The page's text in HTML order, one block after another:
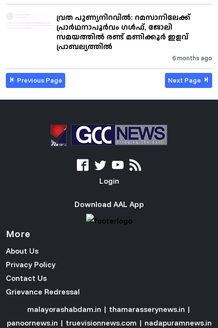
വ്രത പുണ്യനിറവിൽ: റമസാനിലേക്ക്
പ്രാർഥനാപൂർവം ഗൾഫ്, ജോലി
സമയത്തിൽ രണ്ട് മണിക്കൂർ ഇളവ്
പ്രാബല്യത്തിൽ
6 months ago
Previous Page Next Page
Login
Download AAL App
More
About Us
Privacy Policy
Contact Us
Grievance Redressal
malayorashabdam.in | thamarasserynews.in |
panoornews.in | truevisionnews.com | nadapuramnews.in